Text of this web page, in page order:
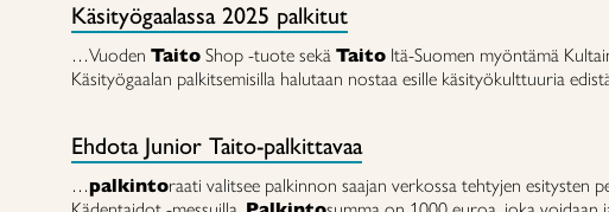
Käsityögaalassa 2025 palkitut
…Vuoden Taito Shop -tuote sekä Taito Itä-Suomen myöntämä
Käsityögaalan palkitsemisilla halutaan nostaa esille käsityökulttuuria
Ehdota Junior Taito-palkittavaa
…palkintoraati valitsee palkinnon saajan verkossa tehtyjen esitysten